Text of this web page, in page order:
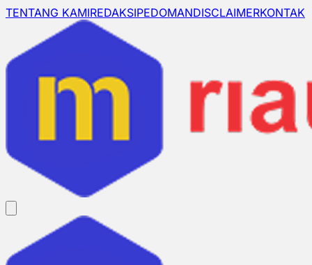
TENTANG KAMIREDAKSIPEDOMANDISCLAIMERKONTAK